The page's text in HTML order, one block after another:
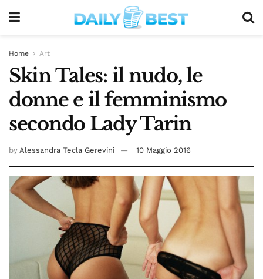
Home Art
Skin Tales: il nudo, le
donne e il femminismo
secondo Lady Tarin
by Alessandra Tecla Gerevini 10 Maggio 2016